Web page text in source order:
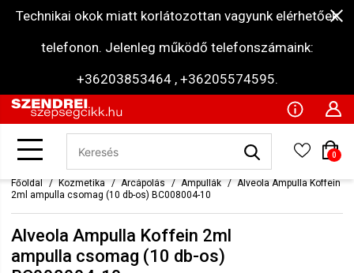
Technikai okok miatt korlátozottan vagyunk elérhetőek
telefonon. Jelenleg működő telefonszámaink:
+36203853464 , +36205574595.
0
Főoldal Kozmetika Arcápolás Ampullák
Alveola Ampulla Koffein
2ml ampulla csomag (10 db-os) BC008004-10
Alveola Ampulla Koffein 2ml
ampulla csomag (10 db-os)